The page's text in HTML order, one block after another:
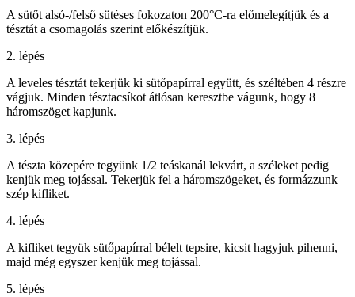
A sütőt alsó-/felső sütéses fokozaton 200°C-ra előmelegítjük és a
tésztát a csomagolás szerint előkészítjük.
2. lépés
A leveles tésztát tekerjük ki sütőpapírral együtt, és széltében 4 részre
vágjuk. Minden tésztacsíkot átlósan keresztbe vágunk, hogy 8
háromszöget kapjunk.
3. lépés
A tészta közepére tegyünk 1/2 teáskanál lekvárt, a széleket pedig
kenjük meg tojással. Tekerjük fel a háromszögeket, és formázzunk
szép kifliket.
4. lépés
A kifliket tegyük sütőpapírral bélelt tepsire, kicsit hagyjuk pihenni,
majd még egyszer kenjük meg tojással.
5. lépés